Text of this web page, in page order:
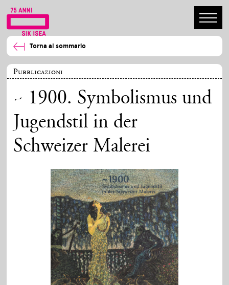
Torna al sommario
Pubblicazioni
~ 1900. Symbolismus und
Jugendstil in der
Schweizer Malerei